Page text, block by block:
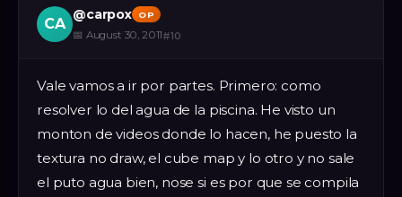
CA
@carpox OP
📅 August 30, 2011#10
Vale vamos a ir por partes. Primero: como
resolver lo del agua de la piscina. He visto un
monton de videos donde lo hacen, he puesto la
textura no draw, el cube map y lo otro y no sale
el puto agua bien, nose si es por que se compila